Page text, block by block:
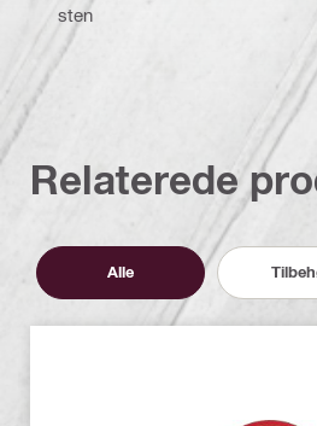
sten
Relaterede
Alle